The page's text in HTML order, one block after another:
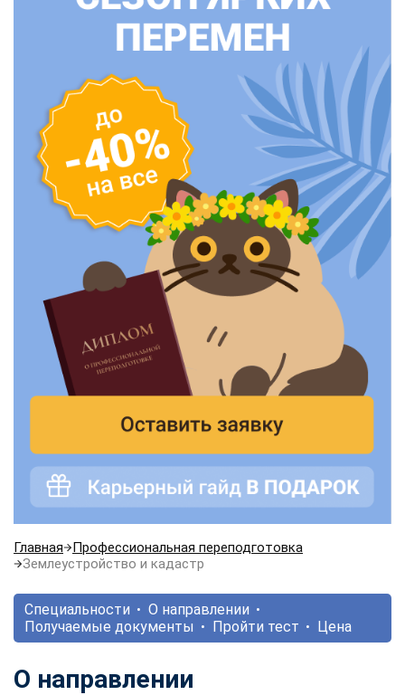
Главная
Профессиональная переподготовка
Землеустройство и кадастр
Специальности
О направлении
Получаемые документы
Пройти тест Цена
О направлении